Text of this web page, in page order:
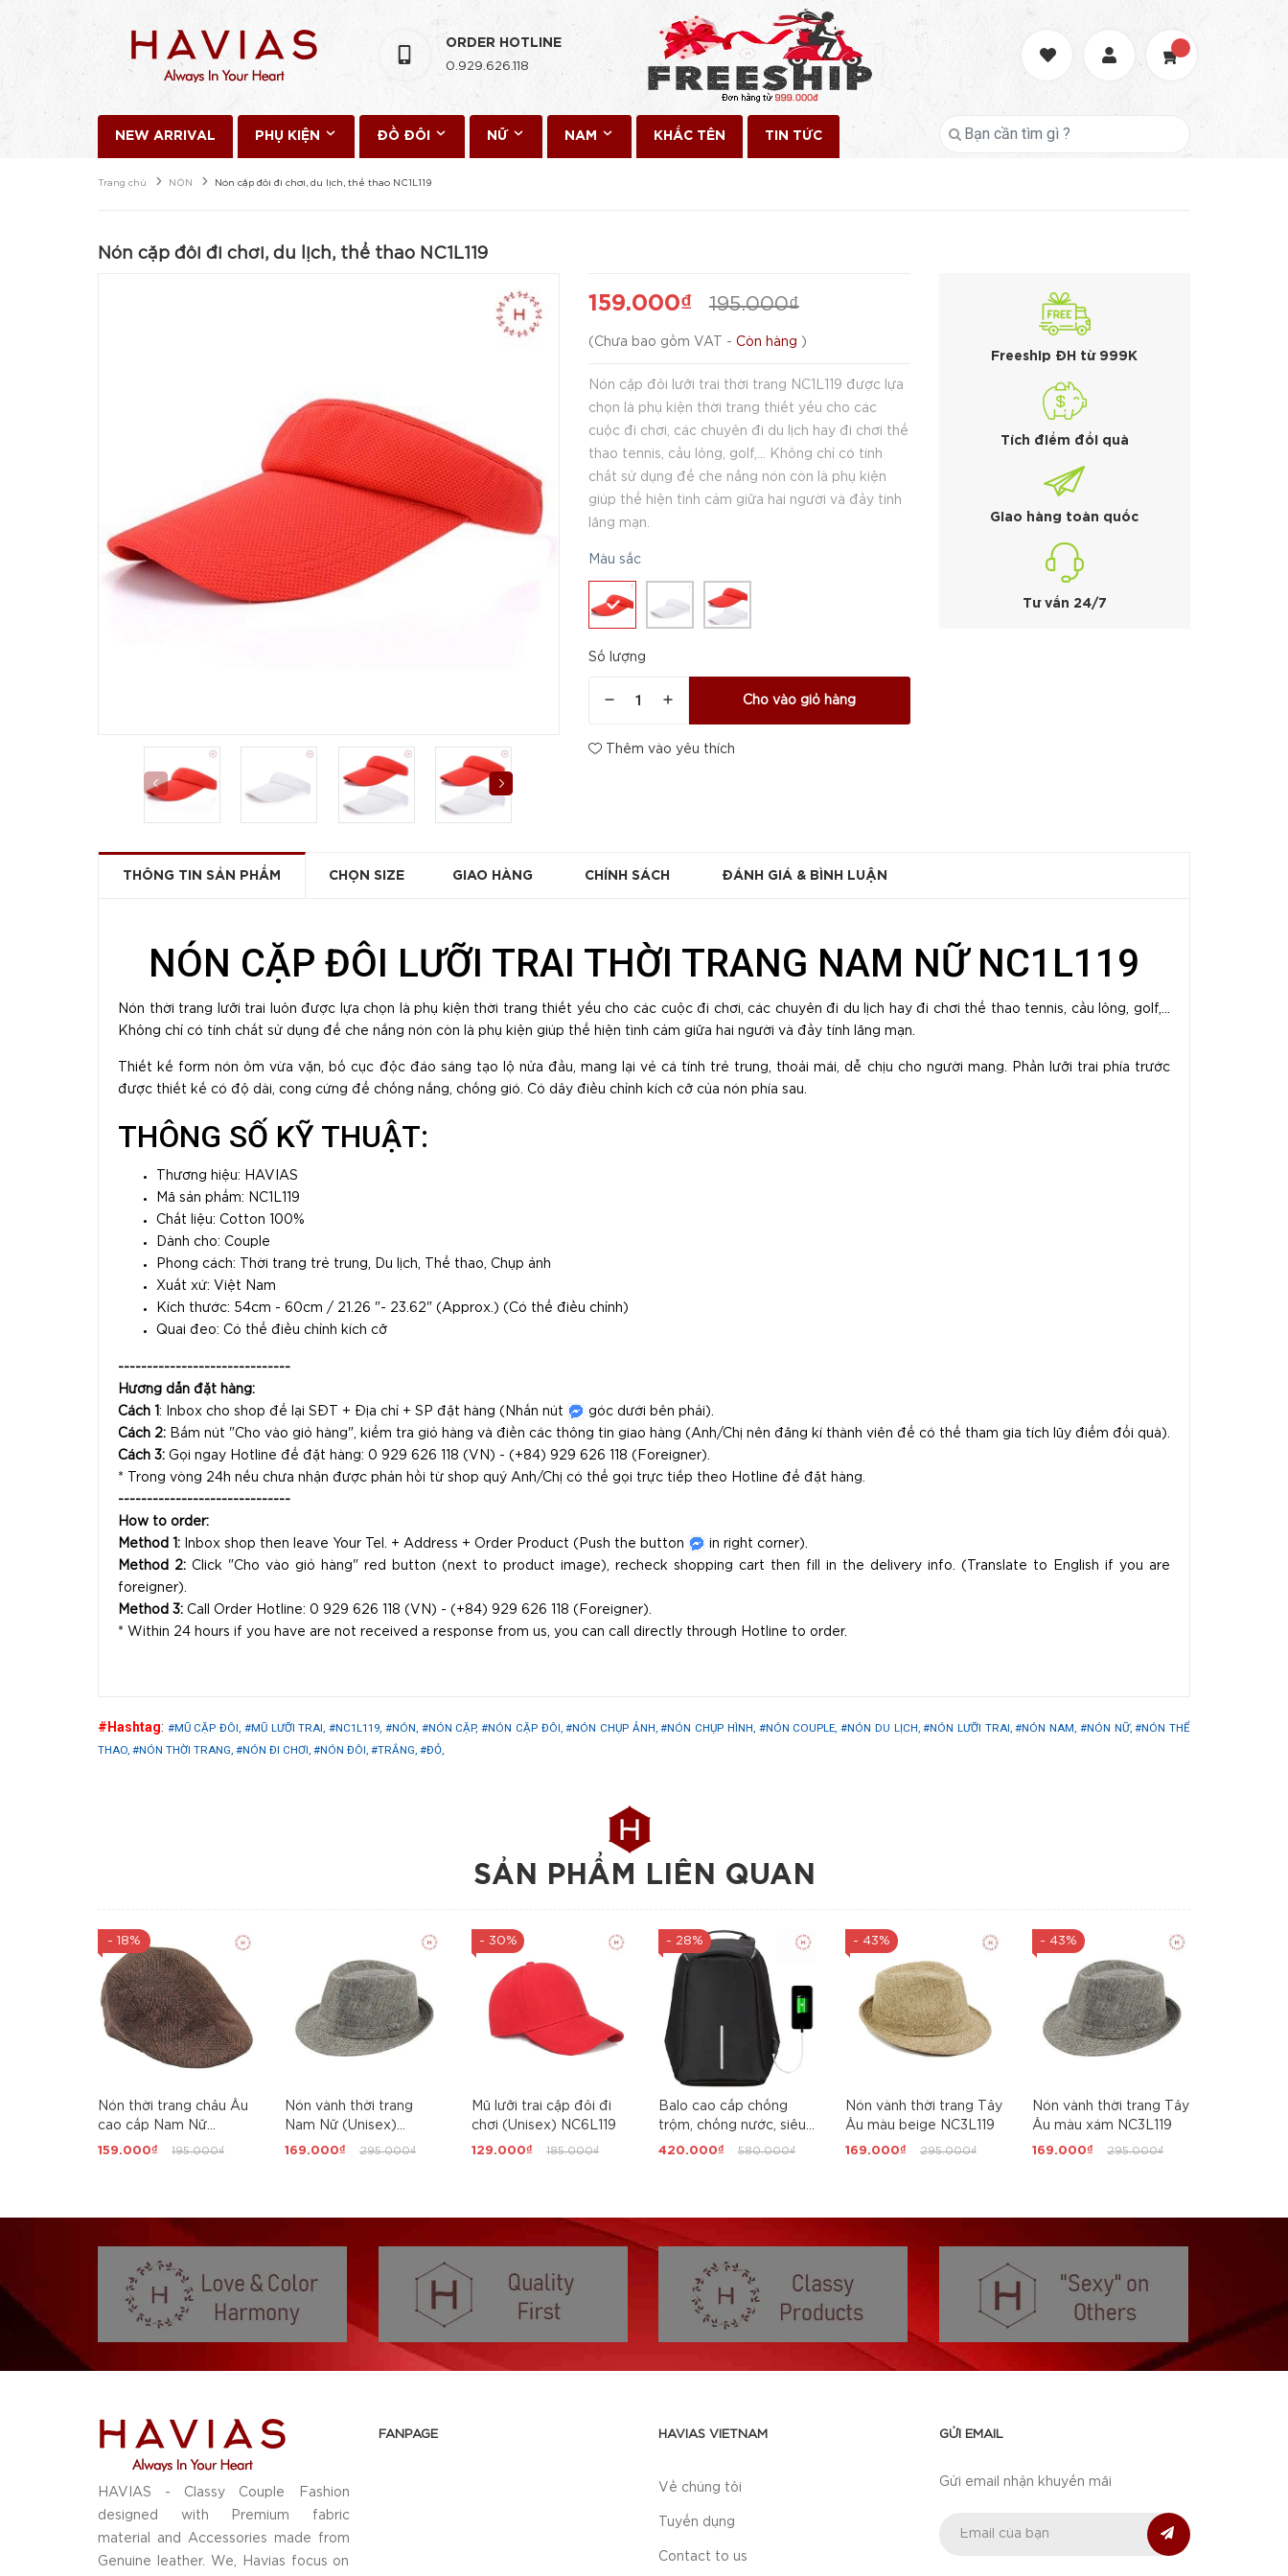
ORDER HOTLINE
0.929.626.118
NEW ARRIVAL PHỤ KIỆN ĐỒ ĐÔI NỮ NAM KHẮC TÊN TIN TỨC
Trang chủ NÓN Nón cặp đôi đi chơi, du lịch, thể thao NC1L119
Nón cặp đôi đi chơi, du lịch, thể thao NC1L119
159.000₫ 195.000₫
( Chưa bao gồm VAT - Còn hàng )
Nón cặp đôi lưỡi trai thời trang NC1L119 được lựa
chọn là phụ kiện thời trang thiết yếu cho các
cuộc đi chơi, các chuyên đi du lịch hay đi chơi thể
thao tennis, cầu lông, golf,... Không chỉ có tính
chất sử dụng để che nắng nón còn là phụ kiện
giúp thể hiện tình cảm giữa hai người và đầy tính
lãng mạn.
Màu sắc
Số lượng
Cho vào giỏ hàng
Thêm vào yêu thích
Freeship ĐH từ 999K
Tích điểm đổi quà
Giao hàng toàn quốc
Tư vấn 24/7
THÔNG TIN SẢN PHẨM CHỌN SIZE GIAO HÀNG CHÍNH SÁCH ĐÁNH GIÁ & BÌNH LUẬN
NÓN CẶP ĐÔI LƯỠI TRAI THỜI TRANG NAM NỮ NC1L119
Nón thời trang lưỡi trai luôn được lựa chọn là phụ kiện thời trang thiết yếu cho các cuộc đi chơi, các chuyên đi du lịch hay đi chơi thể thao tennis, cầu lông, golf,...
Không chỉ có tính chất sử dụng để che nắng nón còn là phụ kiện giúp thể hiện tình cảm giữa hai người và đầy tính lãng mạn.
Thiết kế form nón ôm vừa vặn, bố cục độc đáo sáng tạo lộ nửa đầu, mang lại vẻ cá tính trẻ trung, thoải mái, dễ chịu cho người mang. Phần lưỡi trai phía trước
được thiết kế có độ dài, cong cứng để chống nắng, chống gió. Có dây điều chỉnh kích cỡ của nón phía sau.
THÔNG SỐ KỸ THUẬT:
Thương hiệu: HAVIAS
Mã sản phẩm: NC1L119
Chất liệu: Cotton 100%
Dành cho: Couple
Phong cách: Thời trang trẻ trung, Du lịch, Thể thao, Chụp ảnh
Xuất xứ: Việt Nam
Kích thước: 54cm - 60cm / 21.26 "- 23.62" (Approx.) (Có thể điều chỉnh)
Quai đeo: Có thể điều chỉnh kích cỡ
------------------------------
Hướng dẫn đặt hàng:
Cách 1 : Inbox cho shop để lại SĐT + Địa chỉ + SP đặt hàng (Nhấn nút
góc dưới bên phải).
Cách 2: Bấm nút "Cho vào giỏ hàng", kiểm tra giỏ hàng và điền các thông tin giao hàng (Anh/Chị nên đăng kí thành viên để có thể tham gia tích lũy điểm đổi quà).
Cách 3: Gọi ngay Hotline để đặt hàng: 0 929 626 118 (VN) - (+84) 929 626 118 (Foreigner).
* Trong vòng 24h nếu chưa nhận được phản hồi từ shop quý Anh/Chị có thể gọi trực tiếp theo Hotline để đặt hàng.
------------------------------
How to order:
Method 1: Inbox shop then leave Your Tel. + Address + Order Product (Push the button
in right corner).
Method 2: Click "Cho vào giỏ hàng" red button (next to product image), recheck shopping cart then fill in the delivery info. (Translate to English if you are
foreigner).
Method 3: Call Order Hotline: 0 929 626 118 (VN) - (+84) 929 626 118 (Foreigner).
* Within 24 hours if you have are not received a response from us, you can call directly through Hotline to order.
#Hashtag: #MŨ CẶP ĐÔI, #MŨ LƯỠI TRAI,#NC1L119, #NÓN, #NÓN CẶP,#NÓN CẶP ĐÔI,#NÓN CHỤP ẢNH,#NÓN CHỤP HÌNH, #NÓN COUPLE,#NÓN DU LỊCH,#NÓN LƯỠI TRAI,#NÓN NAM, #NÓN NỮ,#NÓN THỂ
THAO, #NÓN THỜI TRANG, #NÓN ĐI CHƠI, #NÓN ĐÔI, #TRẮNG, #ĐỎ,
SẢN PHẨM LIÊN QUAN
- 18%
Nón thời trang châu Âu
cao cấp Nam Nữ
NC2L119
159.000₫ 195.000₫
Nón vành thời trang
Nam Nữ (Unisex)
NC3L119
169.000₫ 295.000₫
- 30%
Mũ lưỡi trai cặp đôi đi
chơi (Unisex) NC6L119
129.000₫ 185.000₫
- 28%
Balo cao cấp chống
trộm, chống nước, siêu
nhẹ Nam Nữ BC7L119
420.000₫ 580.000₫
- 43%
Nón vành thời trang Tây
Âu màu beige NC3L119
169.000₫ 295.000₫
- 43%
Nón vành thời trang Tây
Âu màu xám NC3L119
169.000₫ 295.000₫
HAVIAS - Classy Couple Fashion
designed with Premium fabric
material and Accessories made from
Genuine leather. We, Havias focus on
FANPAGE HAVIAS VIETNAM
Về chúng tôi
Tuyển dụng
Contact to us
GỬI EMAIL
Gửi email nhận khuyến mãi